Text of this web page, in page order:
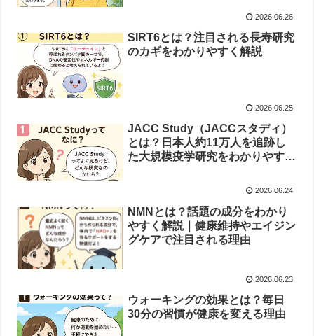
2026.06.26
SIRT6とは？注目される長寿研究
のカギをわかりやすく解説
2026.06.25
JACC Study（JACCスタディ）
とは？日本人約11万人を追跡し
た大規模疫学研究をわかりやすく
2026.06.24
NMNとは？話題の成分をわかり
やすく解説｜健康維持やエイジン
グケアで注目される理由
2026.06.23
ウォーキングの効果とは？毎日
30分の習慣が健康を変える理由